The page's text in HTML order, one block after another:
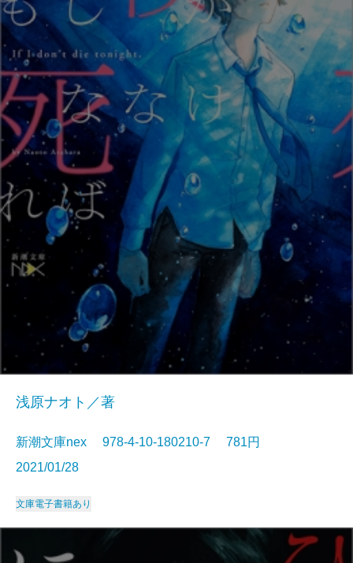
浅原ナオト／著
新潮文庫nex 978-4-10-180210-7 781円
2021/01/28
文庫電子書籍あり